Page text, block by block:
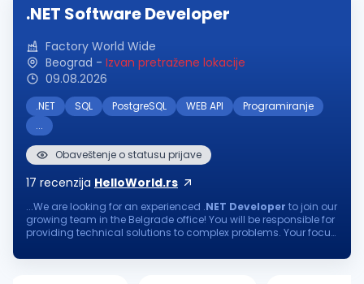
.NET Software Developer
Factory World Wide
Beograd - Izvan pretražene lokacije
09.08.2026
.NET SQL PostgreSQL WEB API
Programiranje
...
Obaveštenje o statusu prijave
17 recenzija HelloWorld.rs
...We are looking for an experienced .NET Developer to join our
growing team in the Belgrade office! You will be responsible for
providing technical solutions to complex problems. Your focus